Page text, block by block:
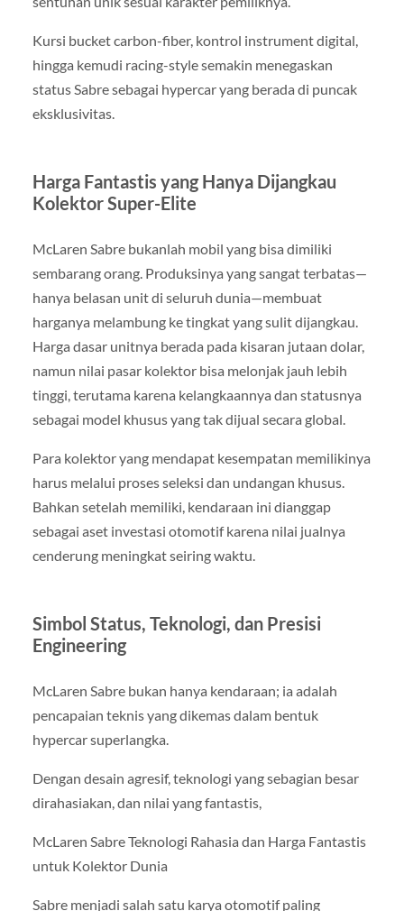
Kursi bucket carbon-fiber, kontrol instrument digital,
hingga kemudi racing-style semakin menegaskan
status Sabre sebagai hypercar yang berada di puncak
eksklusivitas.
Harga Fantastis yang Hanya Dijangkau
Kolektor Super-Elite
McLaren Sabre bukanlah mobil yang bisa dimiliki
sembarang orang. Produksinya yang sangat terbatas—
hanya belasan unit di seluruh dunia—membuat
harganya melambung ke tingkat yang sulit dijangkau.
Harga dasar unitnya berada pada kisaran jutaan dolar,
namun nilai pasar kolektor bisa melonjak jauh lebih
tinggi, terutama karena kelangkaannya dan statusnya
sebagai model khusus yang tak dijual secara global.
Para kolektor yang mendapat kesempatan memilikinya
harus melalui proses seleksi dan undangan khusus.
Bahkan setelah memiliki, kendaraan ini dianggap
sebagai aset investasi otomotif karena nilai jualnya
cenderung meningkat seiring waktu.
Simbol Status, Teknologi, dan Presisi
Engineering
McLaren Sabre bukan hanya kendaraan; ia adalah
pencapaian teknis yang dikemas dalam bentuk
hypercar superlangka.
Dengan desain agresif, teknologi yang sebagian besar
dirahasiakan, dan nilai yang fantastis,
McLaren Sabre Teknologi Rahasia dan Harga Fantastis
untuk Kolektor Dunia
Sabre menjadi salah satu karya otomotif paling